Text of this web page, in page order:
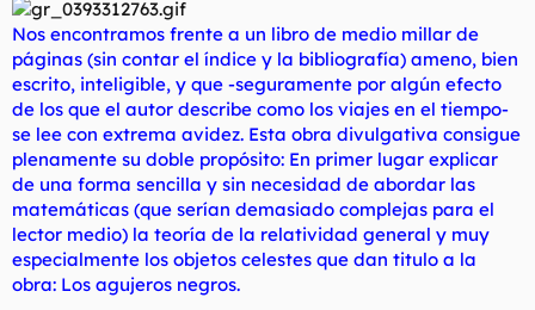
Nos encontramos frente a un libro de medio millar de
páginas (sin contar el índice y la bibliografía) ameno, bien
escrito, inteligible, y que -seguramente por algún efecto
de los que el autor describe como los viajes en el tiempo-
se lee con extrema avidez. Esta obra divulgativa consigue
plenamente su doble propósito: En primer lugar explicar
de una forma sencilla y sin necesidad de abordar las
matemáticas (que serían demasiado complejas para el
lector medio) la teoría de la relatividad general y muy
especialmente los objetos celestes que dan titulo a la
obra: Los agujeros negros.